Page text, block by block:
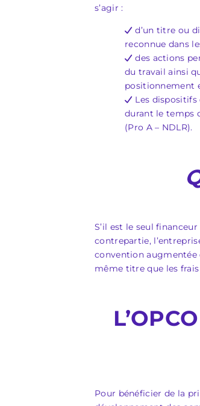
s’agir :
d’un titre ou
reconnue dans
des actions
du travail ainsi
positionnement
Les
durant le temps
(Pro A – NDLR).
S’il est le seul
contrepartie,
convention augmentée
même titre que les
L’OPCO
Pour bénéficier de la